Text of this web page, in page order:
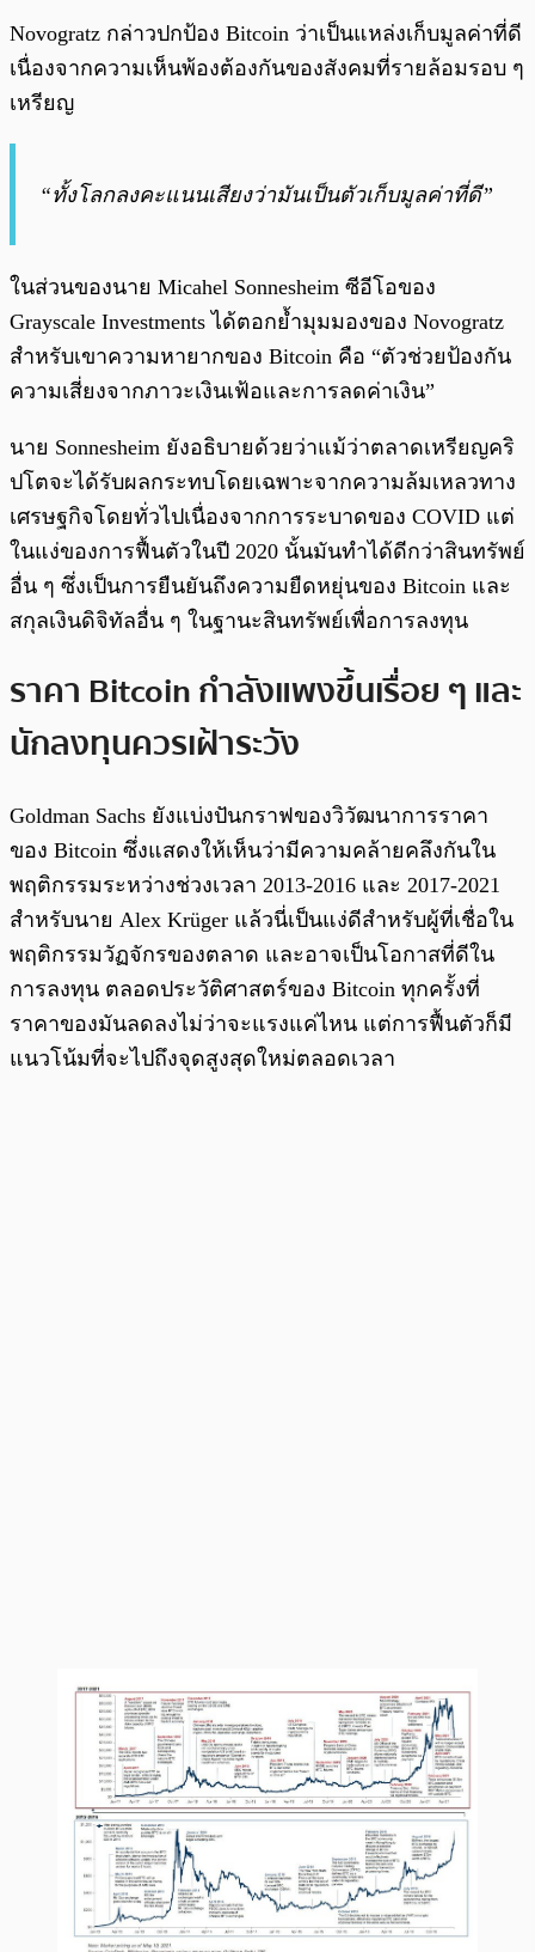
Novogratz กล่าวปกป้อง Bitcoin ว่าเป็นแหล่งเก็บมูลค่าที่ดี
เนื่องจากความเห็นพ้องต้องกันของสังคมที่รายล้อมรอบ ๆ
เหรียญ
“ทั้งโลกลงคะแนนเสียงว่ามันเป็นตัวเก็บมูลค่าที่ดี”
ในส่วนของนาย Micahel Sonnesheim ซีอีโอของ
Grayscale Investments ได้ตอกย้ำมุมมองของ Novogratz
สำหรับเขาความหายากของ Bitcoin คือ “ตัวช่วยป้องกัน
ความเสี่ยงจากภาวะเงินเฟ้อและการลดค่าเงิน”
นาย Sonnesheim ยังอธิบายด้วยว่าแม้ว่าตลาดเหรียญคริ
ปโตจะได้รับผลกระทบโดยเฉพาะจากความล้มเหลวทาง
เศรษฐกิจโดยทั่วไปเนื่องจากการระบาดของ COVID แต่
ในแง่ของการฟื้นตัวในปี 2020 นั้นมันทำได้ดีกว่าสินทรัพย์
อื่น ๆ ซึ่งเป็นการยืนยันถึงความยืดหยุ่นของ Bitcoin และ
สกุลเงินดิจิทัลอื่น ๆ ในฐานะสินทรัพย์เพื่อการลงทุน
ราคา Bitcoin กำลังแพงขึ้นเรื่อย ๆ และ
นักลงทุนควรเฝ้าระวัง
Goldman Sachs ยังแบ่งปันกราฟของวิวัฒนาการราคา
ของ Bitcoin ซึ่งแสดงให้เห็นว่ามีความคล้ายคลึงกันใน
พฤติกรรมระหว่างช่วงเวลา 2013-2016 และ 2017-2021
สำหรับนาย Alex Krüger แล้วนี่เป็นแง่ดีสำหรับผู้ที่เชื่อใน
พฤติกรรมวัฏจักรของตลาด และอาจเป็นโอกาสที่ดีใน
การลงทุน ตลอดประวัติศาสตร์ของ Bitcoin ทุกครั้งที่
ราคาของมันลดลงไม่ว่าจะแรงแค่ไหน แต่การฟื้นตัวก็มี
แนวโน้มที่จะไปถึงจุดสูงสุดใหม่ตลอดเวลา